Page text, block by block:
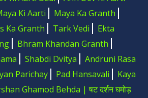
Ki Aarti
Maya Ka Granth
Ka Granth
Tark Vedi
Ekta
Bhram Khandan Granth
Shabdi Dvitya
Andruni Rasa
Parichay Pad Hansavali
Kaya
Ghamod Behda | षट दर्शन घमोड़